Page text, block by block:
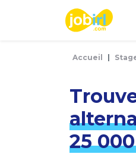
Accueil
25
Panneau de gestion des